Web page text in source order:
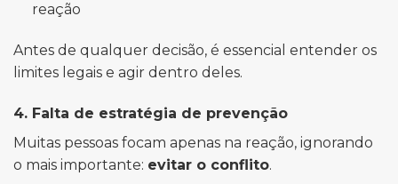
reação
Antes de qualquer decisão, é essencial entender os
limites legais e agir dentro deles.
4. Falta de estratégia de prevenção
Muitas pessoas focam apenas na reação, ignorando
o mais importante: evitar o conflito.